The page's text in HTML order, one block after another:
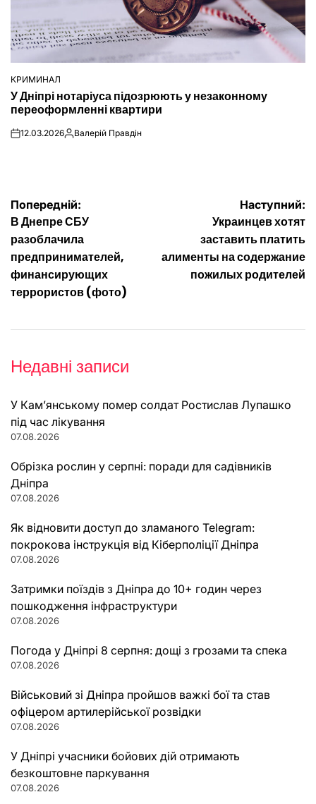
ОПУБЛІКУВАТИ
У
КРИМИНАЛ
У Дніпрі нотаріуса підозрюють у незаконному
переоформленні квартири
on12.03.2026Опубліковано
Валерій Правдін
Навігація
записів
Попередній:
В Днепре СБУ
разоблачила
предпринимателей,
финансирующих
террористов (фото)
Наступний:
Украинцев хотят
заставить платить
алименты на содержание
пожилых родителей
Недавні записи
У Кам’янському помер солдат Ростислав Лупашко
під час лікування
07.08.2026
Обрізка рослин у серпні: поради для садівників
Дніпра
07.08.2026
Як відновити доступ до зламаного Telegram:
покрокова інструкція від Кіберполіції Дніпра
07.08.2026
Затримки поїздів з Дніпра до 10+ годин через
пошкодження інфраструктури
07.08.2026
Погода у Дніпрі 8 серпня: дощі з грозами та спека
07.08.2026
Військовий зі Дніпра пройшов важкі бої та став
офіцером артилерійської розвідки
07.08.2026
У Дніпрі учасники бойових дій отримають
безкоштовне паркування
07.08.2026